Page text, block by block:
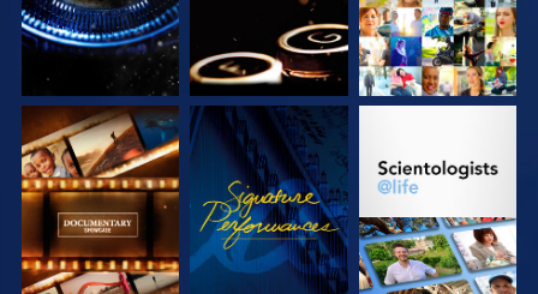
DÉCOUVRIR LES
SÉRIES
REGARDER
DÉCOUVRIR LES